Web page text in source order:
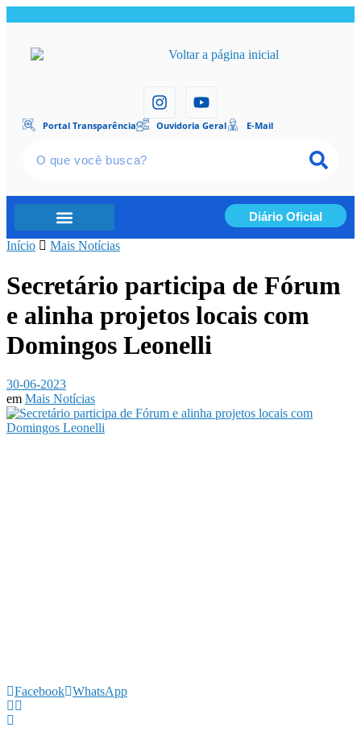
Portal Transparência Ouvidoria Geral E-Mail
Diário Oficial
Início Mais Notícias
Secretário participa de Fórum
e alinha projetos locais com
Domingos Leonelli
30-06-2023
em Mais Notícias
Facebook WhatsApp